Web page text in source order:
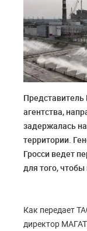
Представитель
агентства,
задержалась
территории.
Гросси ведет
для того,
Как передает
директор